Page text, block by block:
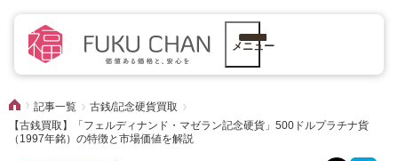
メニュー
記事一覧
古銭/記念硬貨買取
【古銭買取】「フェルディナンド・マゼラン記念硬貨」500ドルプラチナ貨
（1997年銘）の特徴と市場価値を解説